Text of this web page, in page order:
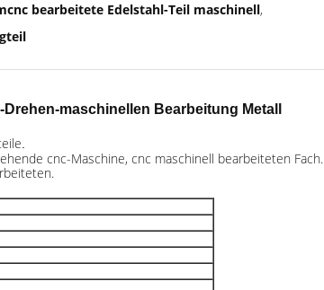
bearbeitete Edelstahl-Teil maschinell,
maschinellen Bearbeitung Metall
cnc-Maschine, cnc maschinell bearbeiteten Fach.